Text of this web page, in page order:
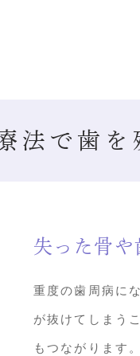
法で 歯を
失った骨や
重度の歯周病に
が抜けてしまう
もつながります